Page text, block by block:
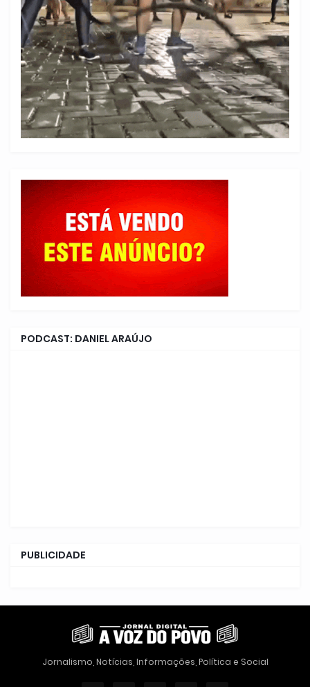
PODCAST: DANIEL ARAÚJO
PUBLICIDADE
Jornalismo, Notícias, Informações, Política e Social